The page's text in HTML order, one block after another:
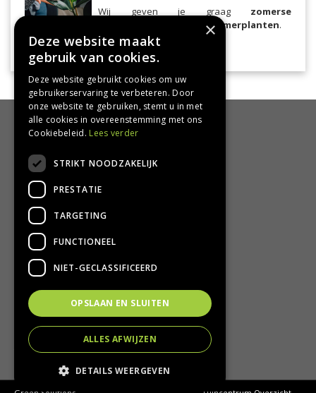
kamerplanten
Wij geven je graag zomerse
verzorgingstips voor je kamerplanten.
Lees meer...
HANDIG
Bezorgen en afhalen
Retourbeleid
Algemene voorwaarden
Privacy Policy
Privacy statement
CONTACT
Groencentrum Hoogeveen
Nijstad 11
7909 HS Hoogeveen
0528-251380
info@groencentrumhoogeveen.nl
×
Deze website maakt
gebruik van cookies.
Deze website gebruikt cookies om uw
gebruikerservaring te verbeteren. Door
onze website te gebruiken, stemt u in met
alle cookies in overeenstemming met ons
Cookiebeleid. Lees verder
STRIKT NOODZAKELIJK
PRESTATIE
TARGETING
FUNCTIONEEL
NIET-GECLASSIFICEERD
OPSLAAN EN SLUITEN
ALLES AFWIJZEN
DETAILS WEERGEVEN